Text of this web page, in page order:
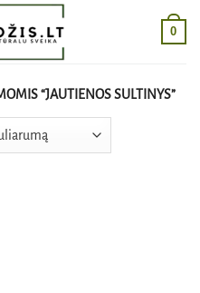
0
“JAUTIENOS SULTINYS”